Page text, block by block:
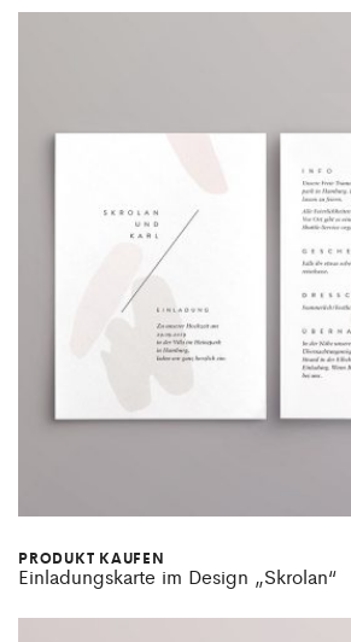
PRODUKT KAUFEN
Einladungskarte im Design „Skrolan“